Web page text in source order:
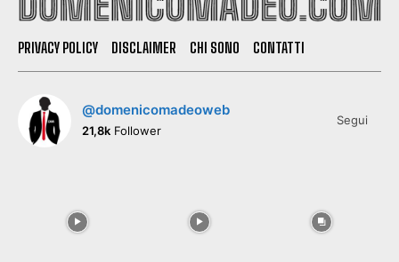
PRIVACY POLICY DISCLAIMER CHI SONO CONTATTI
@domenicomadeoweb
21,8k Follower
Segui